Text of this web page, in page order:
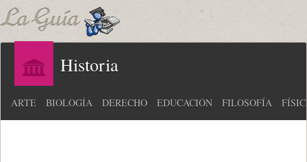
Historia
ARTE BIOLOGÍA DERECHO EDUCACIÓN FILOSOFÍA